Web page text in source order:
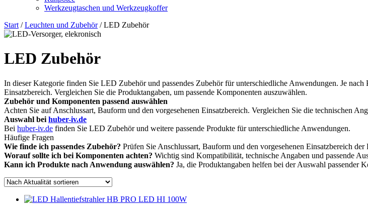
Werkzeugtaschen und Werkzeugkoffer
Start /Leuchten und Zubehör/ LED Zubehör
LED Zubehör
In dieser Kategorie finden Sie LED Zubehör und passendes Zubehör für unterschiedliche Anwendungen. Je
Einsatzbereich. Vergleichen Sie die Produktangaben, um passende Komponenten auszuwählen.
Zubehör und Komponenten passend auswählen
Achten Sie auf Anschlussart, Bauform und den vorgesehenen Einsatzbereich. Vergleichen Sie die technischen
Auswahl bei huber-iv.de
Bei huber-iv.de finden Sie LED Zubehör und weitere passende Produkte für unterschiedliche Anwendungen.
Häufige Fragen
Wie finde ich passendes Zubehör? Prüfen Sie Anschlussart, Bauform und den vorgesehenen Einsatzbereich der
Worauf sollte ich bei Komponenten achten? Wichtig sind Kompatibilität, technische Angaben und passende
Kann ich Produkte nach Anwendung auswählen? Ja, die Produktangaben helfen bei der Auswahl passender